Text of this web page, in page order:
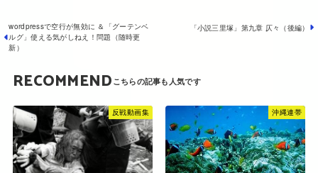
「小説三里塚」第九章 仄々（後編）
wordpressで空行が無効に ＆「グーテンベ
ルグ」使える気がしねえ！問題（随時更
新）
RECOMMEND
反戦動画集 沖縄連帯